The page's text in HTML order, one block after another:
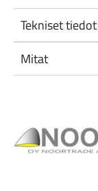
Tekniset tiedot
Mitat